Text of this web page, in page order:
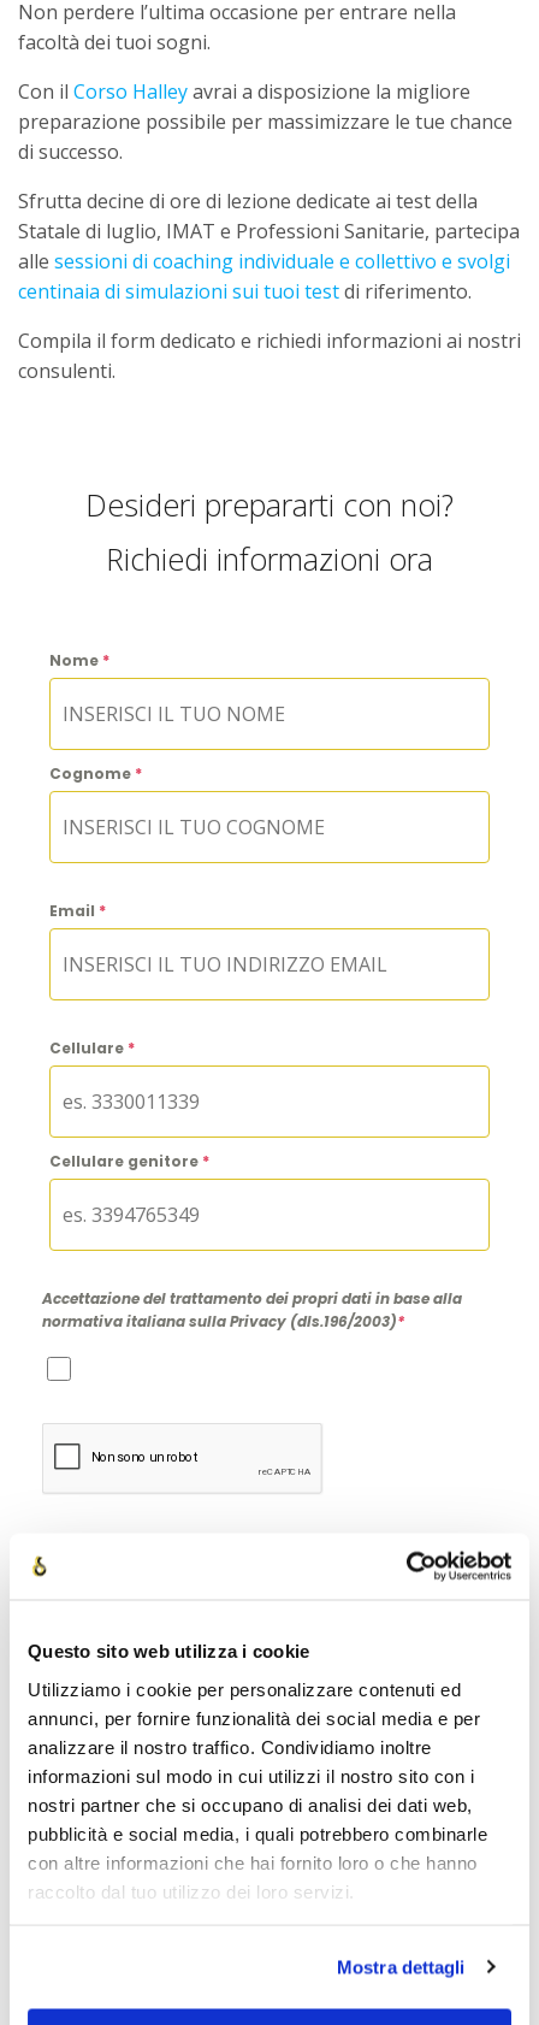
Questo sito web utilizza i cookie
Utilizziamo i cookie per personalizzare contenuti ed
annunci, per fornire funzionalità dei social media e per
analizzare il nostro traffico. Condividiamo inoltre
informazioni sul modo in cui utilizzi il nostro sito con i
nostri partner che si occupano di analisi dei dati web,
pubblicità e social media, i quali potrebbero combinarle
con altre informazioni che hai fornito loro o che hanno
raccolto dal tuo utilizzo dei loro servizi.
Mostra dettagli
Non perdere l’ultima occasione per entrare nella
facoltà dei tuoi sogni.
Con il Corso Halleyavrai a disposizione la migliore
preparazione possibile per massimizzare le tue chance
di successo.
Sfrutta decine di ore di lezione dedicate ai test della
Statale di luglio, IMAT e Professioni Sanitarie, partecipa
alle sessioni di coaching individuale e collettivo e svolgi
centinaia di simulazioni sui tuoi testdi riferimento.
Compila il form dedicato e richiedi informazioni ai nostri
consulenti.
Desideri prepararti con noi?
Richiedi informazioni ora
Nome *
Cognome *
Email *
Cellulare *
Cellulare genitore *
Accettazione del trattamento dei propri dati in base alla
normativa italiana sulla Privacy (dls.196/2003)*
Test Medicina
Test Medicina
funzionano gli
Scorrimenti in
Graduatoria?